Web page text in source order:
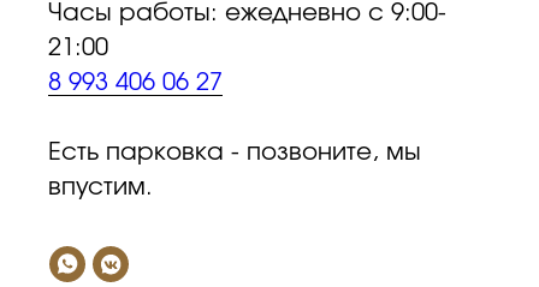
Часы работы: ежедневно с 9:00-
21:00
8 993 406 06 27
Есть парковка - позвоните, мы
впустим.